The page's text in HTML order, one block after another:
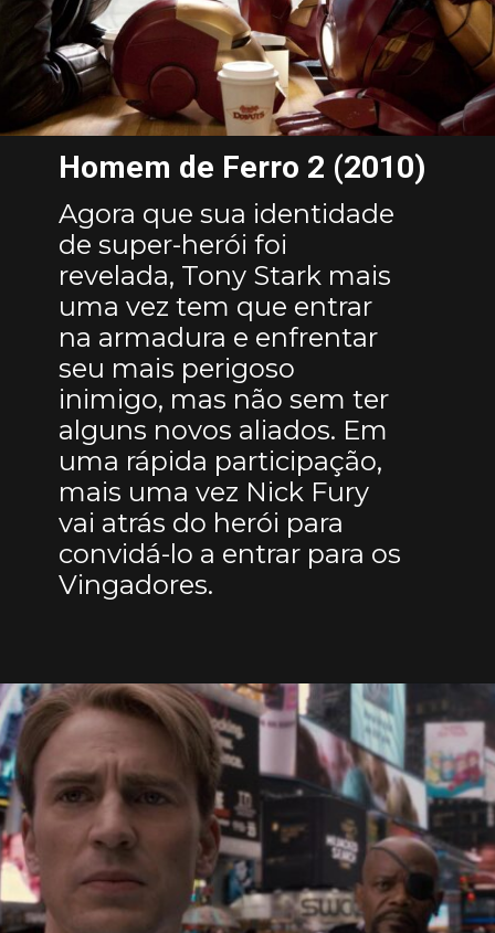
Agora que sua identidade
de super-herói foi
revelada, Tony Stark mais
uma vez tem que entrar
na armadura e enfrentar
seu mais perigoso
inimigo, mas não sem ter
alguns novos aliados. Em
uma rápida participação,
mais uma vez Nick Fury
vai atrás do herói para
convidá-lo a entrar para os
Vingadores.
Homem de Ferro 2 (2010)